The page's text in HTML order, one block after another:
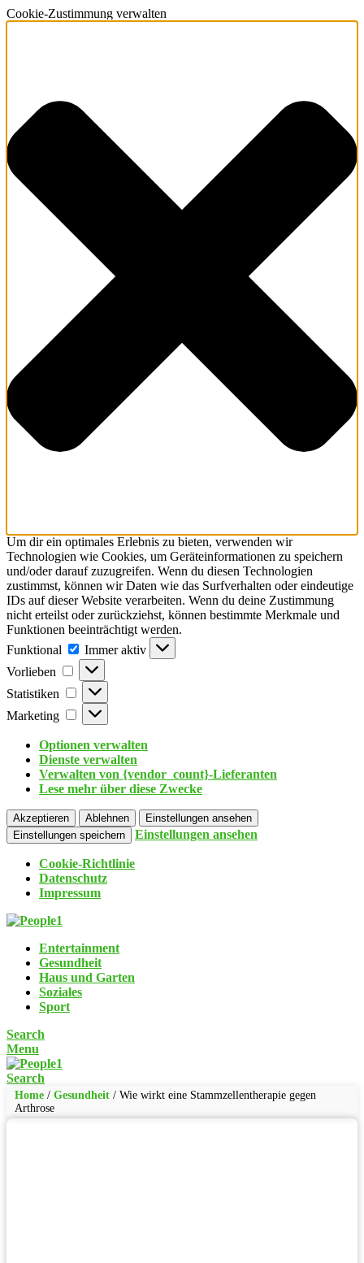
Cookie-Zustimmung verwalten
Um dir ein optimales Erlebnis zu bieten, verwenden wir
Technologien wie Cookies, um Geräteinformationen zu speichern
und/oder darauf zuzugreifen. Wenn du diesen Technologien
zustimmst, können wir Daten wie das Surfverhalten oder eindeutige
IDs auf dieser Website verarbeiten. Wenn du deine Zustimmung
nicht erteilst oder zurückziehst, können bestimmte Merkmale und
Funktionen beeinträchtigt werden.
Funktional
Immer aktiv
Vorlieben
Statistiken
Marketing
Optionen verwalten
Dienste verwalten
Verwalten von {vendor_count}-Lieferanten
Lese mehr über diese Zwecke
Akzeptieren Ablehnen
Einstellungen ansehen
Einstellungen speichern
Einstellungen ansehen
Cookie-Richtlinie
Datenschutz
Impressum
Entertainment
Gesundheit
Haus und Garten
Soziales
Sport
Search
Menu
Search
Home / Gesundheit / Wie wirkt eine Stammzellentherapie gegen
Arthrose